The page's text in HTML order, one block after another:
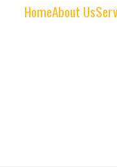
HomeAbout Us